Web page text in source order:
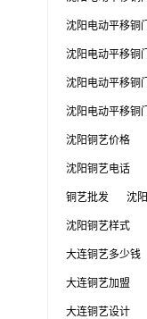
沈阳电动平移铜
沈阳电动平移铜
沈阳电动平移铜
沈阳电动平移铜
沈阳铜艺价格
沈阳铜艺电话
铜艺批发 沈
沈阳铜艺样式
大连铜艺多少钱
大连铜艺加盟
大连铜艺设计